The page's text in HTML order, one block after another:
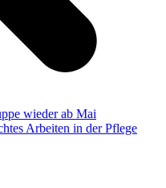
wieder ab Mai
Arbeiten in der Pflege